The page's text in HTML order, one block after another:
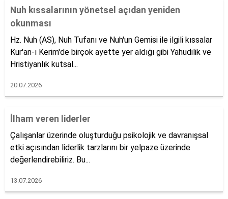
Nuh kıssalarının yönetsel açıdan yeniden
okunması
Hz. Nuh (AS), Nuh Tufanı ve Nuh'un Gemisi ile ilgili kıssalar
Kur'an-ı Kerim'de birçok ayette yer aldığı gibi Yahudilik ve
Hristiyanlık kutsal...
20.07.2026
İlham veren liderler
Çalışanlar üzerinde oluşturduğu psikolojik ve davranışsal
etki açısından liderlik tarzlarını bir yelpaze üzerinde
değerlendirebiliriz. Bu...
13.07.2026